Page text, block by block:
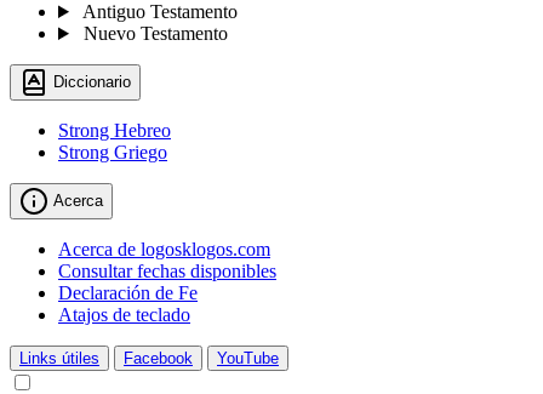
Antiguo Testamento
Nuevo Testamento
Diccionario
Strong Hebreo
Strong Griego
Acerca
Acerca de logosklogos.com
Consultar fechas disponibles
Declaración de Fe
Atajos de teclado
Links útiles Facebook YouTube